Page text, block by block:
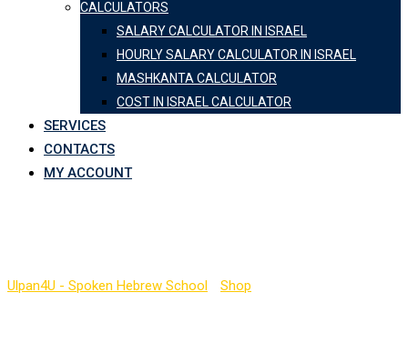
CALCULATORS
SALARY CALCULATOR IN ISRAEL
HOURLY SALARY CALCULATOR IN ISRAEL
MASHKANTA CALCULATOR
COST IN ISRAEL CALCULATOR
SERVICES
CONTACTS
MY ACCOUNT
Ulpan4U - Spoken Hebrew School Shop